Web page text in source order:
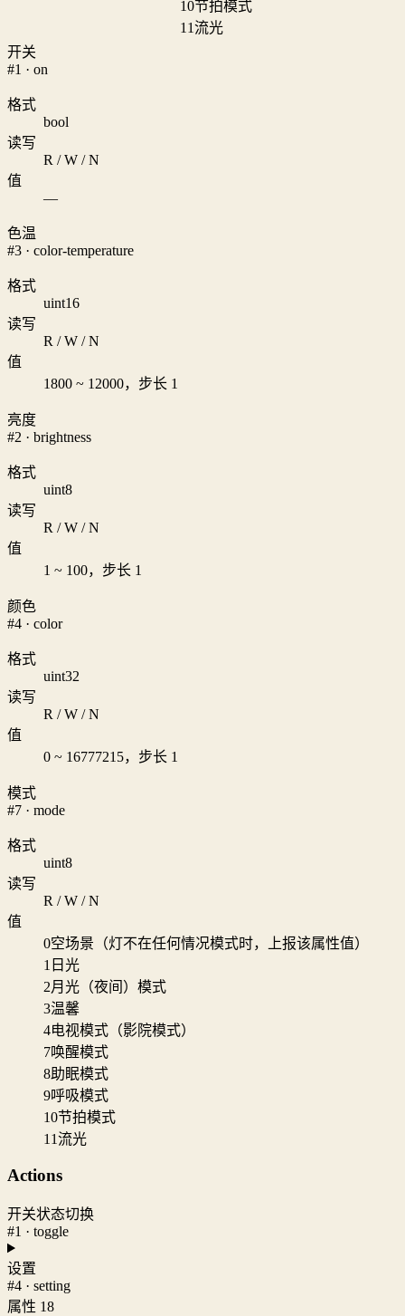
10节拍模式
11流光
开关
#1 · on
格式
bool
读写
R / W / N
值
—
色温
#3 · color-temperature
格式
uint16
读写
R / W / N
值
1800 ~ 12000，步长 1
亮度
#2 · brightness
格式
uint8
读写
R / W / N
值
1 ~ 100，步长 1
颜色
#4 · color
格式
uint32
读写
R / W / N
值
0 ~ 16777215，步长 1
模式
#7 · mode
格式
uint8
读写
R / W / N
值
0空场景（灯不在任何情况模式时，上报该属性值）
1 日光
2月光（夜间）模式
3温馨
4电视模式（影院模式）
7唤醒模式
8助眠模式
9呼吸模式
10节拍模式
11流光
Actions
开关状态切换
#1 · toggle
设置
#4 · setting
属性 18